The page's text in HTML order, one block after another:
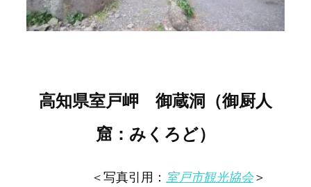
高知県室戸岬 御蔵洞（御厨人
窟：みくろど）
＜写真引用： 室戸市観光協会＞